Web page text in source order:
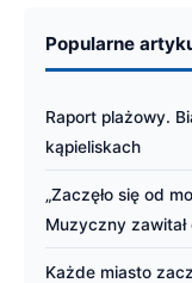
Popularne
Raport plażowy.
kąpieliskach
„Zaczęło się od
Muzyczny
Każde miasto